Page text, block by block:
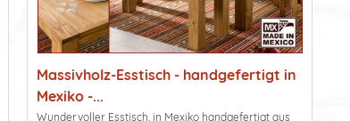
Massivholz-Esstisch - handgefertigt in
Mexiko -...
Wundervoller Esstisch, in Mexiko handgefertigt aus